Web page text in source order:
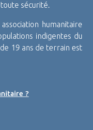
sécurité.
humanitaire
indigentes du
19 ans de terrain est
?